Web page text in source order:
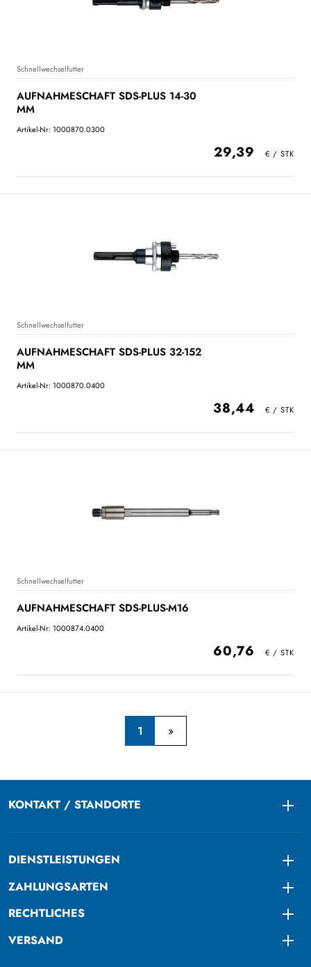
Schnellwechselfutter
AUFNAHMESCHAFT SDS-PLUS 14-30
MM
Artikel-Nr: 1000870.0300
29,39
Schnellwechselfutter
AUFNAHMESCHAFT SDS-PLUS 32-152
MM
Artikel-Nr: 1000870.0400
38,44
Schnellwechselfutter
AUFNAHMESCHAFT SDS-PLUS-M16
Artikel-Nr: 1000874.0400
60,76
1
KONTAKT / STANDORTE
DIENSTLEISTUNGEN
ZAHLUNGSARTEN
RECHTLICHES
VERSAND